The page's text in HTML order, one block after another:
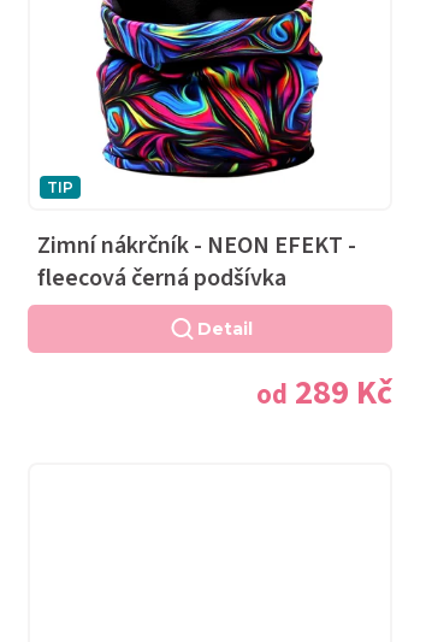
TIP
Zimní nákrčník - NEON EFEKT -
fleecová černá podšívka
od 289 Kč
Detail